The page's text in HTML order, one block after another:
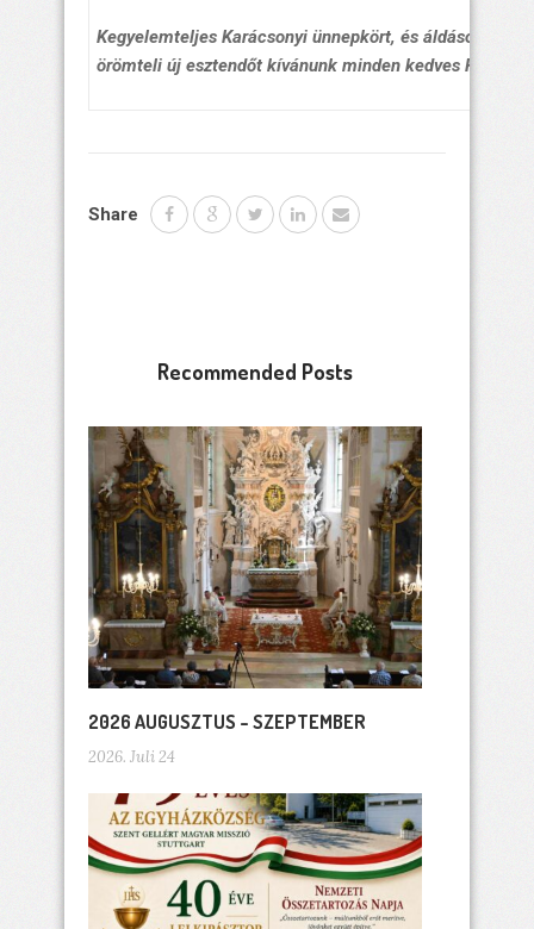
Kegyelemteljes Karácsonyi ünnepkört, és áldásos,
örömteli új esztendőt kívánunk minden kedves
Share
Recommended Posts
2026 AUGUSZTUS – SZEPTEMBER
2026. Juli 24